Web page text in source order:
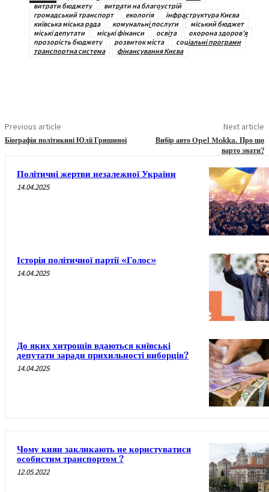
витрати бюджету
витрати на благоустрій
громадський транспорт
екологія
інфраструктура Києва
київська міська рада
комунальні послуги
міський бюджет
міські депутати
міські фінанси освіта
охорона здоров’я
прозорість бюджету
розвиток міста
соціальні програми
транспортна система
фінансування Києва
Previous article
Біографія політикині Юлії Гришиної
Next article
Вибір авто Opel Mokka. Про що
варто знати?
Політичні жертви незалежної України
14.04.2025
Історія політичної партії «Голос»
14.04.2025
До яких хитрощів вдаються київські
депутати заради прихильності виборців?
14.04.2025
Чому киян закликають не користуватися
особистим транспортом ?
12.05.2022